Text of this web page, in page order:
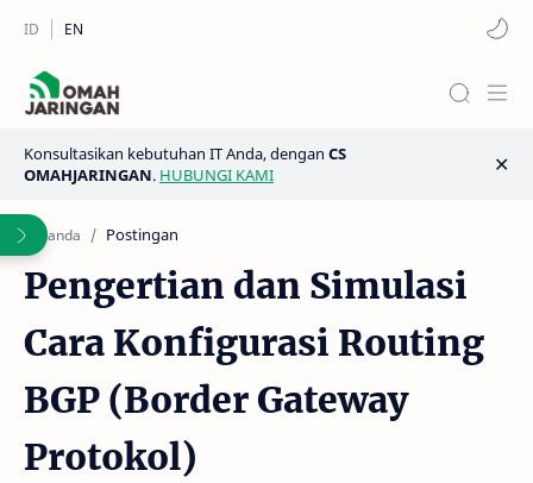
Konsultasikan kebutuhan IT Anda, dengan CS
OMAHJARINGAN. HUBUNGI KAMI
Beranda Postingan
Pengertian dan Simulasi
Cara Konfigurasi Routing
BGP (Border Gateway
Protokol)